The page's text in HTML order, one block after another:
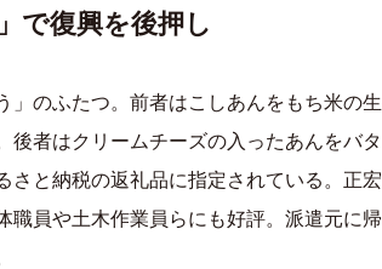
で復興を後押し
」のふたつ。前者はこしあんをもち米の生
者はクリームチーズの入ったあんをバタ
さと納税の返礼品に指定されている。正宏
職員や土木作業員らにも好評。派遣元に帰